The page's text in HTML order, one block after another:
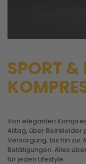
SPORT &
Von eleganten
Alltag, über Beinkleider
Versorgung, bis hin zur
Betätigungen. Alles
für jeden Lifestyle.